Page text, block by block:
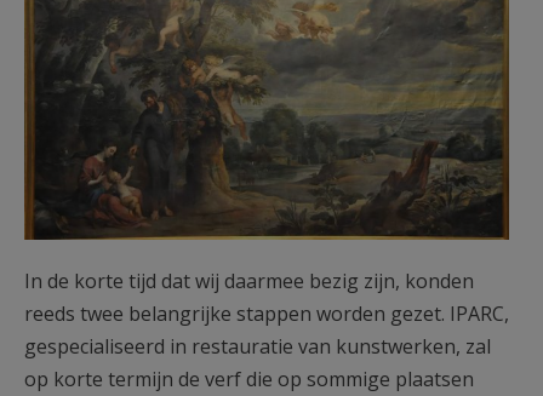
In de korte tijd dat wij daarmee bezig zijn, konden
reeds twee belangrijke stappen worden gezet. IPARC,
gespecialiseerd in restauratie van kunstwerken, zal
op korte termijn de verf die op sommige plaatsen